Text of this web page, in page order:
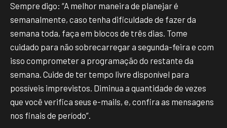
Sempre digo: “A melhor maneira de planejar é
semanalmente, caso tenha dificuldade de fazer da
semana toda, faça em blocos de três dias. Tome
cuidado para não sobrecarregar a segunda-feira e com
isso comprometer a programação do restante da
semana. Cuide de ter tempo livre disponível para
possíveis imprevistos. Diminua a quantidade de vezes
que você verifica seus e-mails, e, confira as mensagens
nos finais de período”.